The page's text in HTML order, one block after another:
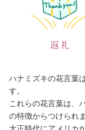
ハナミズキの花言葉
す。
これらの花言葉は、
の特徴からつけられ